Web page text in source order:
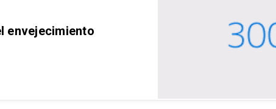
envejecimiento